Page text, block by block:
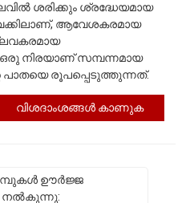
ശരിക്കും ശ്രദ്ധേയമായ
ആവേശകരമായ
നിരയാണ് സമ്പന്നമായ
പാതയെ രൂപപ്പെടുത്തുന്നത്.
വിശദാംശങ്ങൾ കാണുക